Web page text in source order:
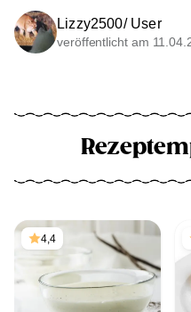
Lizzy2500/ User
veröffentlicht am
4,4